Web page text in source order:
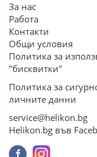
За нас
Работа
Контакти
Общи условия
Политика за
"бисквитки"
Политика за
личните данни
service@helikon.bg
Helikon.bg във